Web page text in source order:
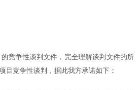
的竞争性谈判文件，完全理解谈判文件的所
目竞争性谈判，据此我方承诺如下：